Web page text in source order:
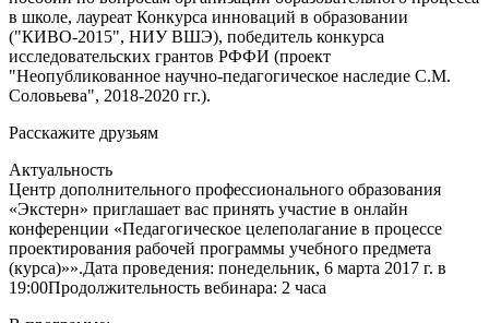
в школе, лауреат Конкурса инноваций в образовании
("КИВО-2015", НИУ ВШЭ), победитель конкурса
исследовательских грантов РФФИ (проект
"Неопубликованное научно-педагогическое наследие С.М.
Соловьева", 2018-2020 гг.).
Расскажите друзьям
Актуальность
Центр дополнительного профессионального образования
«Экстерн» приглашает вас принять участие в онлайн
конференции «Педагогическое целеполагание в процессе
проектирования рабочей программы учебного предмета
(курса)»».Дата проведения: понедельник, 6 марта 2017 г. в
19:00Продолжительность вебинара: 2 часа